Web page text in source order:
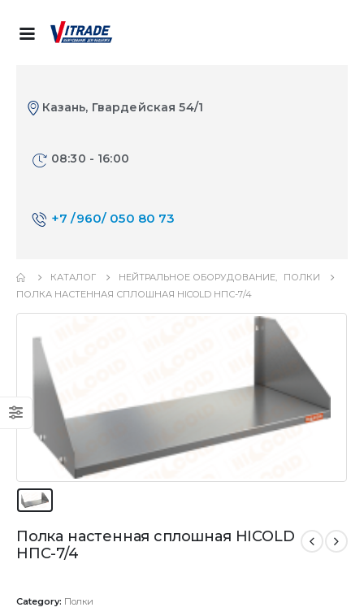
Казань, Гвардейская 54/1
08:30 - 16:00
+7 /960/ 050 80 73
КАТАЛОГ НЕЙТРАЛЬНОЕ ОБОРУДОВАНИЕ,
ПОЛКИ
ПОЛКА НАСТЕННАЯ СПЛОШНАЯ HICOLD НПС-7/4
Полка настенная сплошная HICOLD
НПС-7/4
Category: Полки